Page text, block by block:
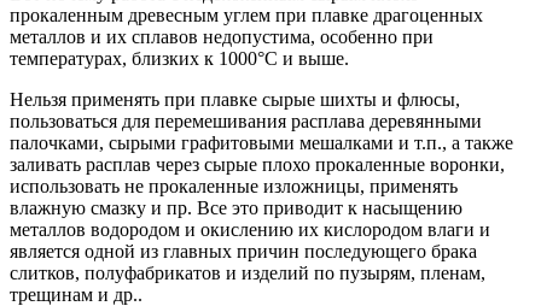
прокаленным древесным углем при плавке драгоценных
металлов и их сплавов недопустима, особенно при
температурах, близких к 1000°С и выше.
Нельзя применять при плавке сырые шихты и флюсы,
пользоваться для перемешивания расплава деревянными
палочками, сырыми графитовыми мешалками и т.п., а также
заливать расплав через сырые плохо прокаленные воронки,
использовать не прокаленные изложницы, применять
влажную смазку и пр. Все это приводит к насыщению
металлов водородом и окислению их кислородом влаги и
является одной из главных причин последующего брака
слитков, полуфабрикатов и изделий по пузырям, пленам,
трещинам и др..